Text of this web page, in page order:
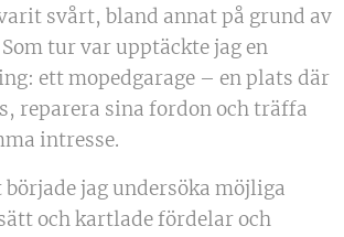
svårt, bland annat på grund av
tur var upptäckte jag en
ett mopedgarage – en plats där
reparera sina fordon och träffa
intresse.
jag undersöka möjliga
och kartlade fördelar och